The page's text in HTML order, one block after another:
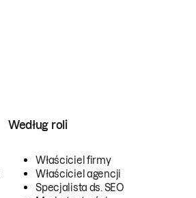
Według roli
Właściciel firmy
Właściciel agencji
Specjalista ds. SEO